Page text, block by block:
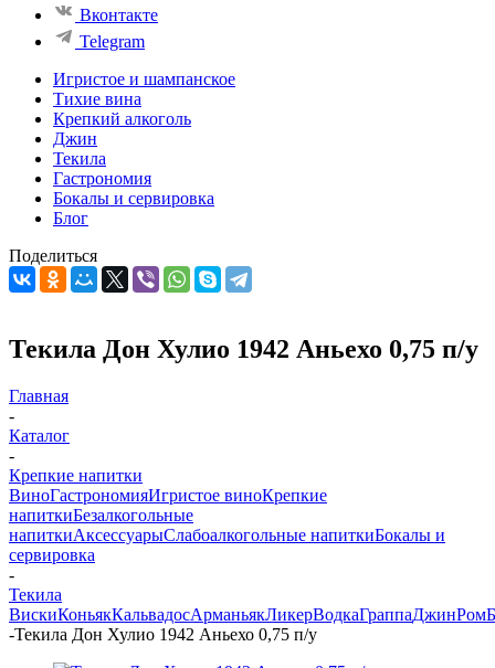
Вконтакте
Telegram
Игристое и шампанское
Тихие вина
Крепкий алкоголь
Джин
Текила
Гастрономия
Бокалы и сервировка
Блог
Поделиться
Текила Дон Хулио 1942 Аньехо 0,75 п/у
Главная
-
Каталог
-
Крепкие напитки
ВиноГастрономияИгристое виноКрепкие
напиткиБезалкогольные
напиткиАксессуарыСлабоалкогольные напиткиБокалы и
сервировка
-
Текила
ВискиКоньякКальвадосАрманьякЛикерВодкаГраппаДжинРом
-Текила Дон Хулио 1942 Аньехо 0,75 п/у